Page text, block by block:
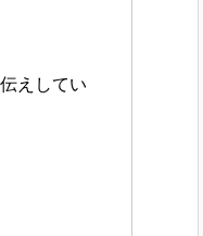
えしてい